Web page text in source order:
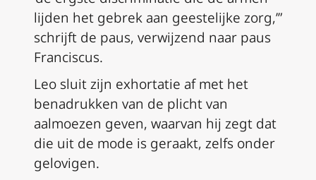
lijden het gebrek aan geestelijke zorg,’”
schrijft de paus, verwijzend naar paus
Franciscus.
Leo sluit zijn exhortatie af met het
benadrukken van de plicht van
aalmoezen geven, waarvan hij zegt dat
die uit de mode is geraakt, zelfs onder
gelovigen.